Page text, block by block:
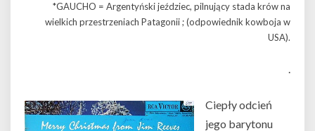
*GAUCHO = Argentyński jeździec, pilnujący stada krów na
wielkich przestrzeniach Patagonii ; (odpowiednik kowboja w
USA).
.
Ciepły odcień
jego barytonu